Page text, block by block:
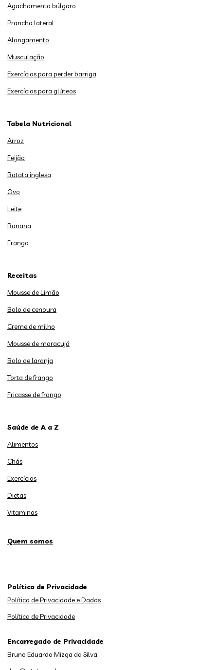
Agachamento búlgaro
Prancha lateral
Alongamento
Musculação
Exercícios para perder barriga
Exercícios para glúteos
Tabela Nutricional
Arroz
Feijão
Batata inglesa
Ovo
Leite
Banana
Frango
Receitas
Mousse de Limão
Bolo de cenoura
Creme de milho
Mousse de maracujá
Bolo de laranja
Torta de frango
Fricasse de frango
Saúde de A a Z
Alimentos
Chás
Exercícios
Dietas
Vitaminas
Quem somos
Política de Privacidade
Política de Privacidade e Dados
Política de Privacidade
Encarregado de Privacidade
Bruno Eduardo Mizga da Silva